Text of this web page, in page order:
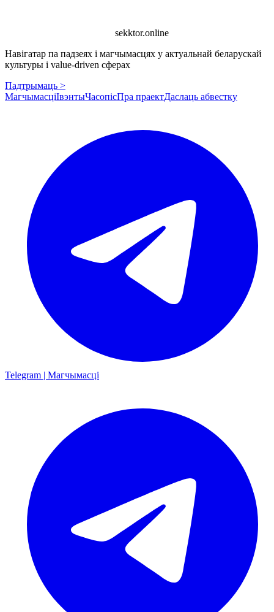
sekktor.online
Навігатар па падзеях і магчымасцях у актуальнай беларускай
культуры і value-driven сферах
Падтрымаць >
МагчымасціІвэнтыЧасопісПра праектДаслаць абвестку
Telegram | Магчымасці